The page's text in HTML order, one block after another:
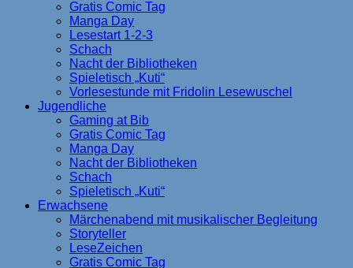
Gratis Comic Tag
Manga Day
Lesestart 1-2-3
Schach
Nacht der Bibliotheken
Spieletisch „Kuti“
Vorlesestunde mit Fridolin Lesewuschel
Jugendliche
Gaming at Bib
Gratis Comic Tag
Manga Day
Nacht der Bibliotheken
Schach
Spieletisch „Kuti“
Erwachsene
Märchenabend mit musikalischer Begleitung
Storyteller
LeseZeichen
Gratis Comic Tag